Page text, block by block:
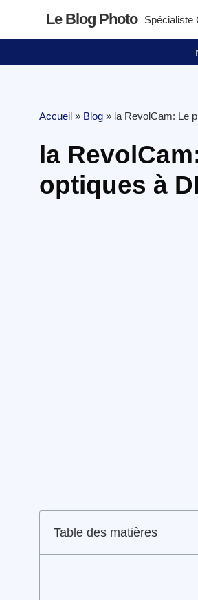
Le Blog Photo Spécialiste
Accueil » Blog » la RevolCam: Le
la
optiques à
Table des matières